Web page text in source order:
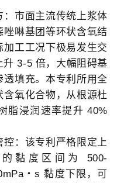
市面主流传统上浆体
啉基团等环状含氧结
工工况下极易发生交
3-5 倍，大幅阻碍基
填充。本专利所用全
氧化合物，从根源杜
脂浸润速率提升 40%
：该专利严格限定上
黏度区间为 500-
・s 黏度下限，可